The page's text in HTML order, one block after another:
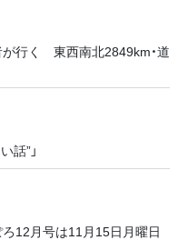
が行く 東西南北2849km・道
話”」
ろ12月号は11月15日月曜日